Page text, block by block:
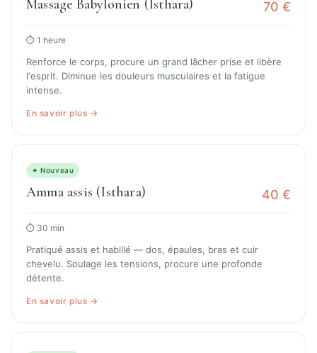
Massage Babylonien (Isthara) 70 €
⏱ 1 heure
Renforce le corps, procure un grand lâcher prise et libère
l'esprit. Diminue les douleurs musculaires et la fatigue
intense.
En savoir plus →
✦ Nouveau
Amma assis (Isthara) 40 €
⏱ 30 min
Pratiqué assis et habillé — dos, épaules, bras et cuir
chevelu. Soulage les tensions, procure une profonde
détente.
En savoir plus →